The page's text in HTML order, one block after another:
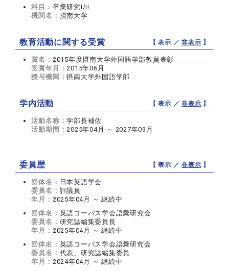
科目： 卒業研究I/II
機関名： 摂南大学
教育活動に関する受賞 【 表示 ／非表示 】
賞名： 2015年度摂南大学外国語学部教員表彰
受賞年月：2015年06月
授与機関：摂南大学外国語学部
学内活動 【 表示 ／非表示 】
活動名称：学部長補佐
活動期間：2025年04月 ～ 2027年03月
委員歴 【 表示 ／非表示 】
団体名： 日本英語学会
委員名： 評議員
年月： 2025年04月 ～ 継続中
団体名： 英語コーパス学会語彙研究会
委員名： 研究誌編集委員長
年月： 2025年04月 ～ 継続中
団体名： 英語コーパス学会語彙研究会
委員名： 代表、研究誌編集委員
年月： 2024年04月 ～ 継続中